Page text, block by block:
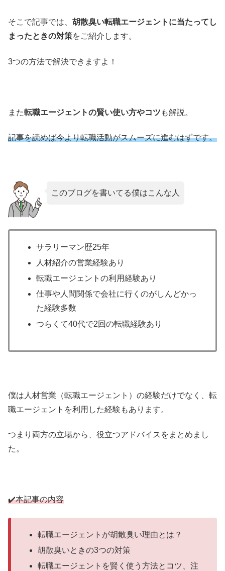
そこで記事では、 胡散臭い転職エージェントに当たってし
まったときの対策をご紹介します。
3つの方法で解決できますよ！
また転職エージェントの賢い使い方やコツ も解説。
記事を読めば今より転職活動がスムーズに進むはずです。
このブログを書いてる僕はこんな人
サラリーマン歴25年
人材紹介の営業経験あり
転職エージェントの利用経験あり
仕事や人間関係で会社に行くのがしんどかっ
た経験多数
つらくて40代で2回の転職経験あり
僕は人材営業（転職エージェント）の経験だけでなく、転
職エージェントを利用した経験もあります。
つまり両方の立場から、役立つアドバイスをまとめまし
た。
✔️本記事の内容
転職エージェントが胡散臭い理由とは？
胡散臭いときの3つの対策
転職エージェントを賢く使う方法とコツ、注